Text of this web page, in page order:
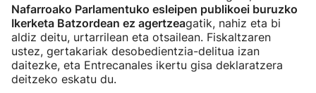
Nafarroako Parlamentuko esleipen publikoei buruzko
Ikerketa Batzordean ez agertzeagatik, nahiz eta bi
aldiz deitu, urtarrilean eta otsailean. Fiskaltzaren
ustez, gertakariak desobedientzia-delitua izan
daitezke, eta Entrecanales ikertu gisa deklaratzera
deitzeko eskatu du.